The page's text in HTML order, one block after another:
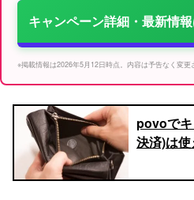
キャンペーン詳細・最新情
※掲載情報は2026年5月12日時点。内容は予告なく変更
povoで
決済)は使